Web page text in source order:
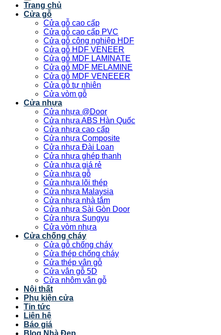
Trang chủ
Cửa gỗ
Cửa gỗ cao cấp
Cửa gỗ cao cấp PVC
Cửa gỗ công nghiệp HDF
Cửa gỗ HDF VENEER
Cửa gỗ MDF LAMINATE
Cửa gỗ MDF MELAMINE
Cửa gỗ MDF VENEEER
Cửa gỗ tự nhiên
Cửa vòm gỗ
Cửa nhựa
Cửa nhựa @Door
Cửa nhựa ABS Hàn Quốc
Cửa nhựa cao cấp
Cửa nhựa Composite
Cửa nhựa Đài Loan
Cửa nhựa ghép thanh
Cửa nhựa giá rẻ
Cửa nhựa gỗ
Cửa nhựa lõi thép
Cửa nhựa Malaysia
Cửa nhựa nhà tắm
Cửa nhựa Sài Gòn Door
Cửa nhựa Sungyu
Cửa vòm nhựa
Cửa chống cháy
Cửa gỗ chống cháy
Cửa thép chống cháy
Cửa thép vân gỗ
Cửa vân gỗ 5D
Cửa nhôm vân gỗ
Nội thất
Phụ kiện cửa
Tin tức
Liên hệ
Báo giá
Blog Nhà Đẹp